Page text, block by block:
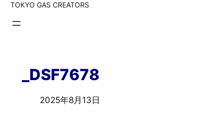
TOKYO GAS CREATORS
_DSF7678
2025年8月13日